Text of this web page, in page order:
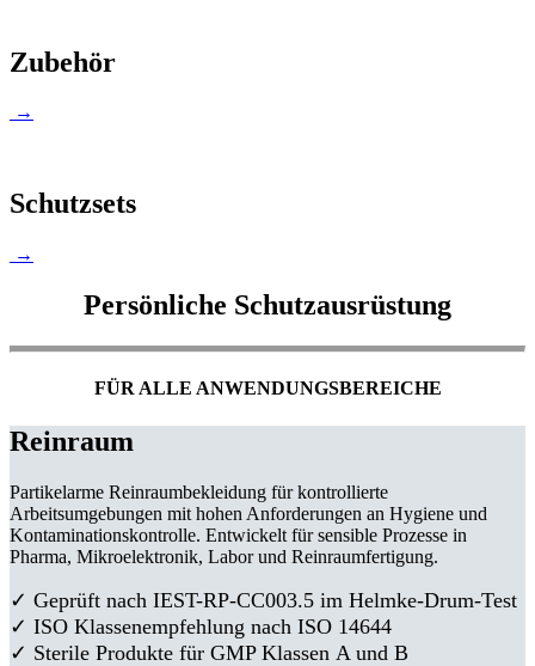
Zubehör
→
Schutzsets
→
Persönliche Schutzausrüstung
FÜR ALLE ANWENDUNGSBEREICHE
Reinraum
Partikelarme Reinraumbekleidung für kontrollierte
Arbeitsumgebungen mit hohen Anforderungen an Hygiene und
Kontaminationskontrolle. Entwickelt für sensible Prozesse in
Pharma, Mikroelektronik, Labor und Reinraumfertigung.
✓ Geprüft nach IEST-RP-CC003.5 im Helmke-Drum-Test
✓ ISO Klassenempfehlung nach ISO 14644
✓ Sterile Produkte für GMP Klassen A und B